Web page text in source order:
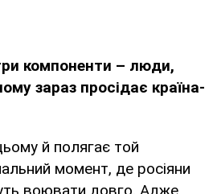
компоненти – люди,
зараз просідає країна-
й полягає той
момент, де росіяни
воювати довго. Адже